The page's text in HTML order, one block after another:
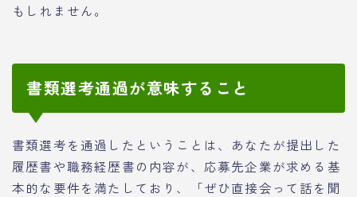
もしれません。
書類選考通過が意味すること
書類選考を通過したということは、あなたが提出した
履歴書や職務経歴書の内容が、応募先企業が求める基
本的な要件を満たしており、「ぜひ直接会って話を聞